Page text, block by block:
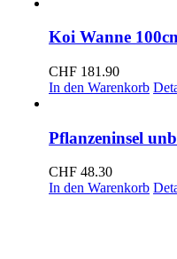
Koi Wanne
CHF 181.90
In den Warenkorb
Pflanzeninsel
CHF 48.30
In den Warenkorb